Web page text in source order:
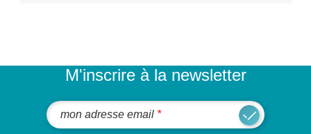
M'inscrire à la newsletter
mon adresse email